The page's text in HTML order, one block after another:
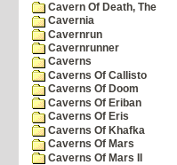
Cavern Of Death, The
Cavernia
Cavernrun
Cavernrunner
Caverns
Caverns Of Callisto
Caverns Of Doom
Caverns Of Eriban
Caverns Of Eris
Caverns Of Khafka
Caverns Of Mars
Caverns Of Mars II